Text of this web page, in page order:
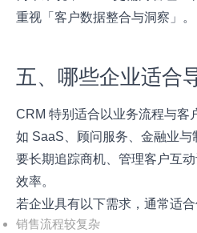
重视「客户数据整合与洞察」。
五、哪些企业适合
CRM 特别适合以业务流程与客
如 SaaS、顾问服务、金融业
要长期追踪商机、管理客户互
效率。
若企业具有以下需求，通常适合
销售流程较复杂